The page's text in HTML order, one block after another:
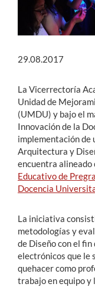
29.08.2017
La Vicerrectoría
Unidad de
(UMDU) y bajo el
Innovación de la
implementación de
Arquitectura y
encuentra alineado
Educativo de
Docencia
La iniciativa
metodologías y
de Diseño con el
electrónicos que le
quehacer como
trabajo en equipo y